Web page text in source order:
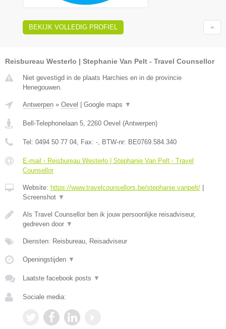
BEKIJK VOLLEDIG PROFIEL
Reisbureau Westerlo | Stephanie Van Pelt - Travel Counsellor
Niet gevestigd in de plaats Harchies en in de provincie
Henegouwen.
Antwerpen » Oevel Google maps ▼
Bell-Telephonelaan 5, 2260 Oevel (Antwerpen)
Tel: 0494 50 77 04, Fax: -, BTW-nr: BE0769.584.340
E-mail › Reisbureau Westerlo | Stephanie Van Pelt - Travel
Counsellor
Website: https://www.travelcounsellors.be/stephanie.vanpelt/
Screenshot ▼
Als Travel Counsellor ben ik jouw persoonlijke reisadviseur,
gedreven door ▼
Diensten: Reisbureau, Reisadviseur
Openingstijden ▼
Laatste facebook posts ▼
Sociale media: